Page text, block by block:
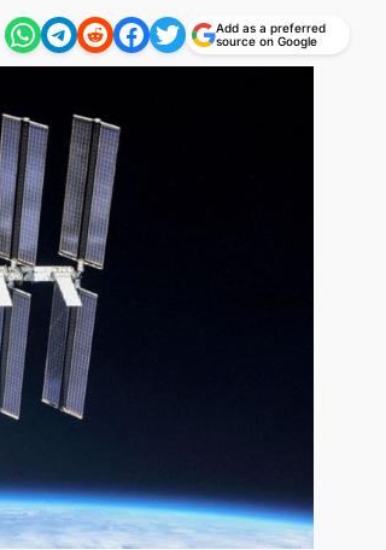
Add as a preferred
source on Google